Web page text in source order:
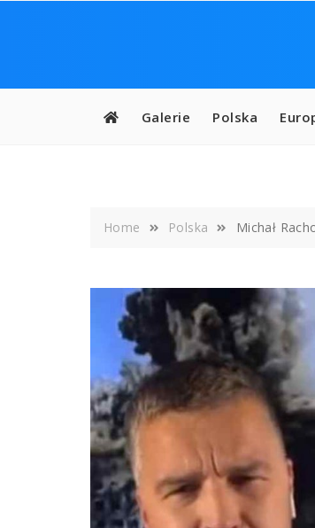
Galerie Polska
Home Polska Michał